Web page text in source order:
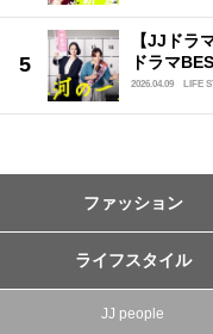
【JJドラ
ドラマ
2026.04.09 LIFE
ファッション
ライフスタイル
JJ people